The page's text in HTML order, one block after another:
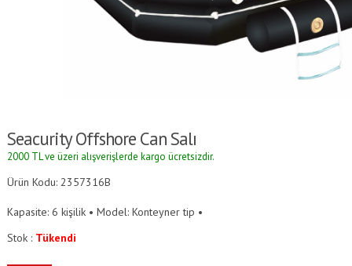
Seacurity Offshore Can Salı
2000 TL ve üzeri alışverişlerde kargo ücretsizdir.
Ürün Kodu: 2357316B
Kapasite: 6 kişilik • Model: Konteyner tip •
Stok : Tükendi